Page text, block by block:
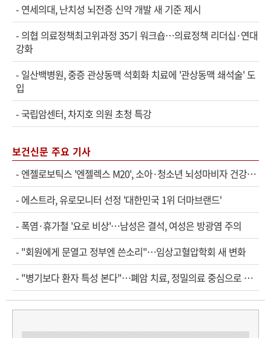
- 연세의대, 난치성 뇌전증 신약 개발 새 기준 제시
- 의협 의료정책최고위과정 35기 워크숍…의료정책 리더십·연대
강화
- 일산백병원, 중증 관상동맥 석회화 치료에 '관상동맥 쇄석술' 도
입
-국립암센터, 차지호 의원 초청 특강
보건신문 주요 기사
- 엔젤로보틱스 '엔젤렉스 M20', 소아·청소년 뇌성마비자 건강보험 확대 적용
- 에스트라, 유로모니터 선정 '대한민국 1위 더마브랜드'
- 폭염·휴가철 '요로 비상'…남성은 결석, 여성은 방광염 주의
- "회원에게 문열고 정부엔 쓴소리"…임상고혈압학회 새 변화
- "병기보다 환자 특성 본다"…폐암 치료, 정밀의료 중심으로 진화